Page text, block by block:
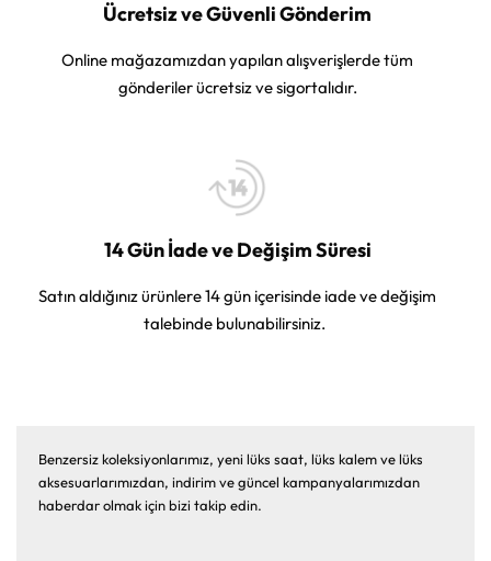
Ücretsiz ve Güvenli Gönderim
Online mağazamızdan yapılan alışverişlerde tüm
gönderiler ücretsiz ve sigortalıdır.
14 Gün İade ve Değişim Süresi
Satın aldığınız ürünlere 14 gün içerisinde iade ve değişim
talebinde bulunabilirsiniz.
Benzersiz koleksiyonlarımız, yeni lüks saat, lüks kalem ve lüks
aksesuarlarımızdan, indirim ve güncel kampanyalarımızdan
haberdar olmak için bizi takip edin.